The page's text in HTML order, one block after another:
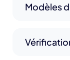
Modèles